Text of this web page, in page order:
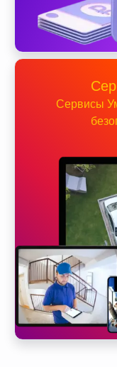
Сервисы